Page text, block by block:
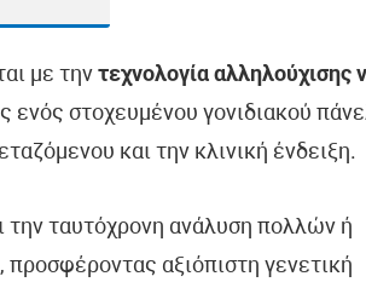
με την τεχνολογία αλληλούχισης
ενός στοχευμένου γονιδιακού
και την κλινική ένδειξη.
την ταυτόχρονη ανάλυση πολλών ή
αξιόπιστη γενετική